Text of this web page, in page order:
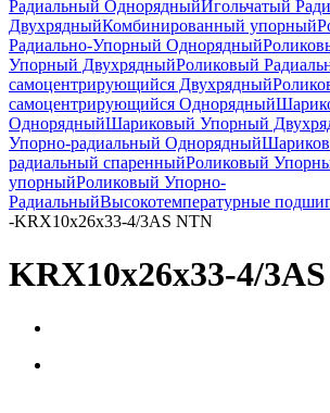
Радиальный ОднорядныйИгольчатый
ДвухрядныйКомбинированный упорный
Радиально-Упорный Однорядный
Упорный ДвухрядныйРоликовый
самоцентрирующийся Двухрядный
самоцентрирующийся Однорядный
ОднорядныйШариковый Упорный
Упорно-радиальный Однорядный
радиальный спаренныйРоликовый
упорныйРоликовый Упорно-
РадиальныйВысокотемпературные
-KRX10x26x33-4/3AS NTN
KRX10x26x33-4/